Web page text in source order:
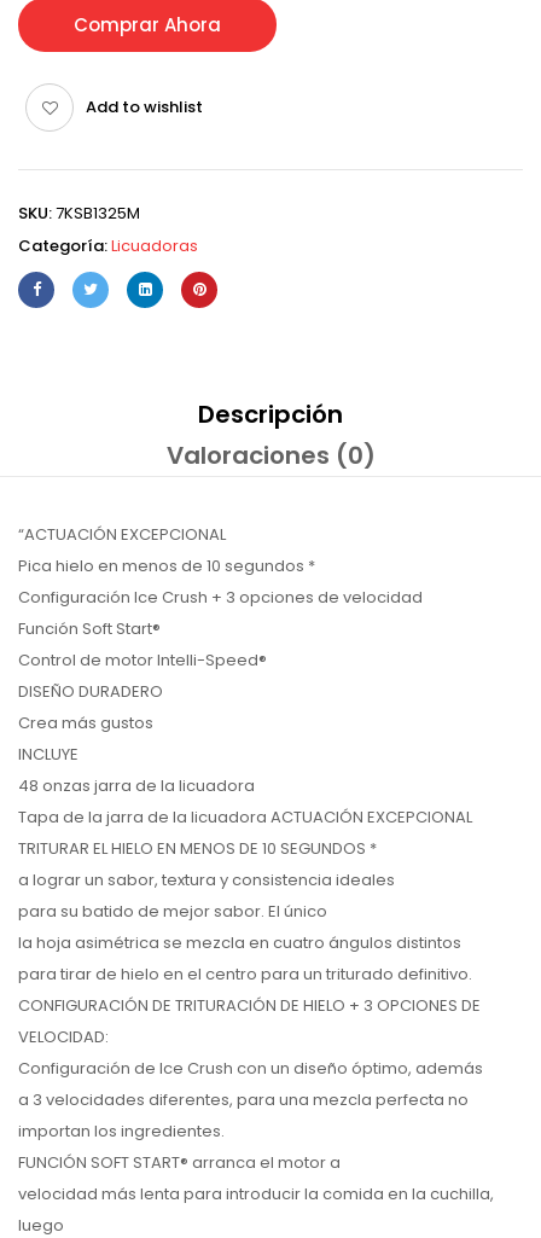
Comprar Ahora
Add to wishlist
SKU:7KSB1325M
Categoría:Licuadoras
Descripción
Valoraciones (0)
“ACTUACIÓN EXCEPCIONAL
Pica hielo en menos de 10 segundos *
Configuración Ice Crush + 3 opciones de velocidad
Función Soft Start®
Control de motor Intelli-Speed®
DISEÑO DURADERO
Crea más gustos
INCLUYE
48 onzas jarra de la licuadora
Tapa de la jarra de la licuadora ACTUACIÓN EXCEPCIONAL
TRITURAR EL HIELO EN MENOS DE 10 SEGUNDOS *
a lograr un sabor, textura y consistencia ideales
para su batido de mejor sabor. El único
la hoja asimétrica se mezcla en cuatro ángulos distintos
para tirar de hielo en el centro para un triturado definitivo.
CONFIGURACIÓN DE TRITURACIÓN DE HIELO + 3 OPCIONES DE
VELOCIDAD:
Configuración de Ice Crush con un diseño óptimo, además
a 3 velocidades diferentes, para una mezcla perfecta no
importan los ingredientes.
FUNCIÓN SOFT START® arranca el motor a
velocidad más lenta para introducir la comida en la cuchilla,
luego